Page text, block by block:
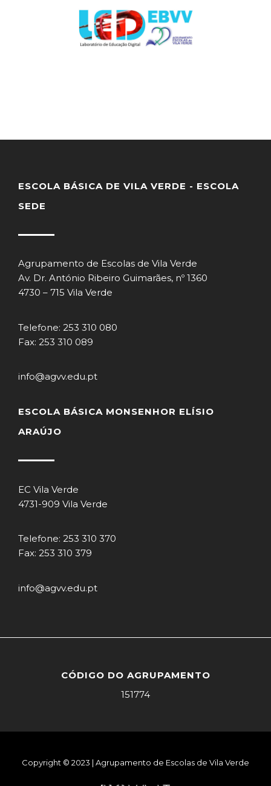
ESCOLA BÁSICA DE VILA VERDE - ESCOLA
SEDE
Agrupamento de Escolas de Vila Verde
Av. Dr. António Ribeiro Guimarães, nº 1360
4730 – 715 Vila Verde
Telefone: 253 310 080
Fax: 253 310 089
info@agvv.edu.pt
ESCOLA BÁSICA MONSENHOR ELÍSIO
ARAÚJO
EC Vila Verde
4731-909 Vila Verde
Telefone: 253 310 370
Fax: 253 310 379
info@agvv.edu.pt
CÓDIGO DO AGRUPAMENTO
151774
Copyright © 2023 | Agrupamento de Escolas de Vila Verde